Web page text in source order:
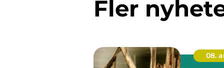
Fler
08.